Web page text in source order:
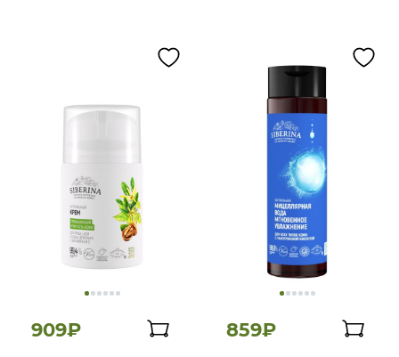
909₽ 859₽